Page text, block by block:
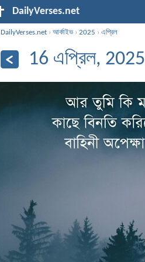
DailyVerses.net
DailyVerses.net ›আর্কাইভ›2025 ›এপ্রিল
16 এপ্রিল, 2025